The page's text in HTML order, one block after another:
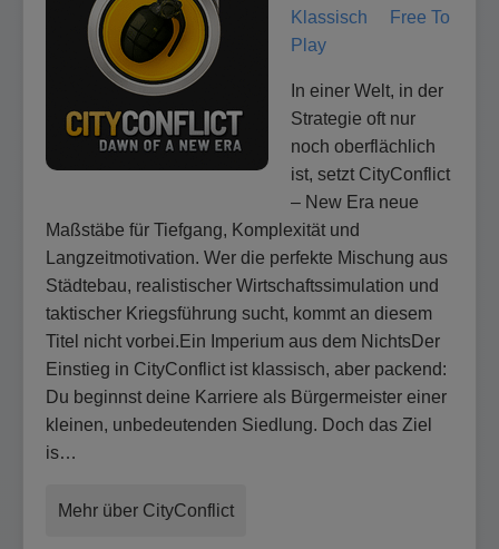
Klassisch
Free To
Play
In einer Welt, in der
Strategie oft nur
noch oberflächlich
ist, setzt CityConflict
– New Era neue
Maßstäbe für Tiefgang, Komplexität und
Langzeitmotivation. Wer die perfekte Mischung aus
Städtebau, realistischer Wirtschaftssimulation und
taktischer Kriegsführung sucht, kommt an diesem
Titel nicht vorbei.Ein Imperium aus dem NichtsDer
Einstieg in CityConflict ist klassisch, aber packend:
Du beginnst deine Karriere als Bürgermeister einer
kleinen, unbedeutenden Siedlung. Doch das Ziel
is…
Mehr über CityConflict